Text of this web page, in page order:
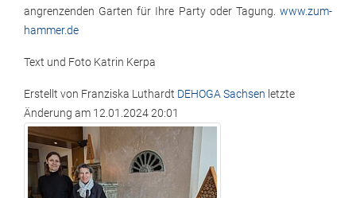
angrenzenden Garten für Ihre Party oder Tagung. www.zum-
hammer.de
Text und Foto Katrin Kerpa
Erstellt von Franziska Luthardt DEHOGA Sachsen letzte
Änderung am 12.01.2024 20:01